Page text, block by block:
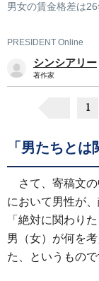
男女の賃金格差は
PRESIDENT Online
シンシアリー
著作家
1
「男たちと
さて、寄稿文
において男性が
「絶対に関わり
男（女）が何を
た、というもので